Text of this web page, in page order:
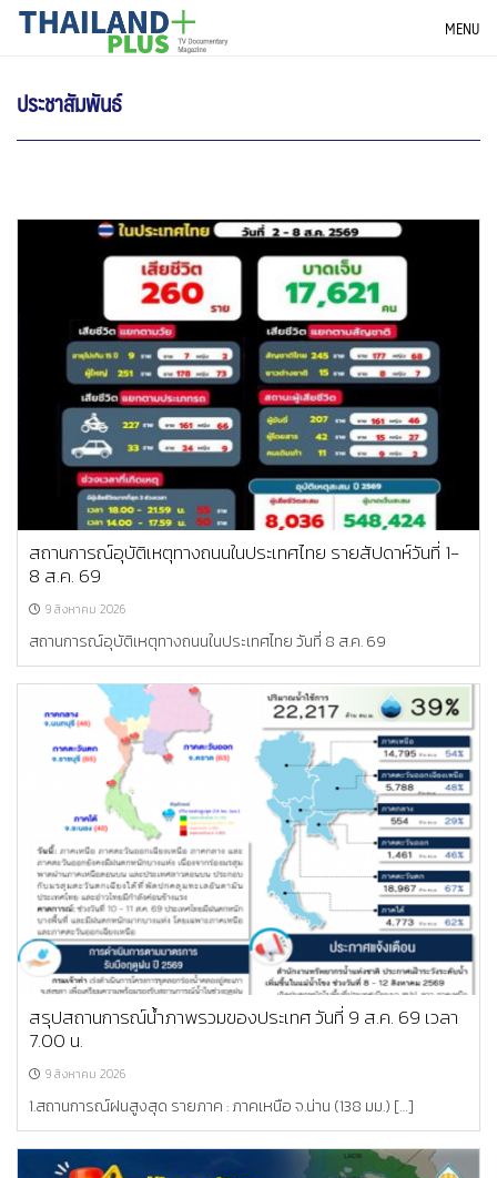
SkipTHAILANDPLUS NEWS MENU
ประชาสัมพันธ์
สถานการณ์อุบัติเหตุทางถนนในประเทศไทย รายสัปดาห์วันที่ 1-
8 ส.ค. 69
9 สิงหาคม 2026
สถานการณ์อุบัติเหตุทางถนนในประเทศไทย วันที่ 8 ส.ค. 69
สรุปสถานการณ์น้ำภาพรวมของประเทศ วันที่ 9 ส.ค. 69 เวลา
7.00 น.
9 สิงหาคม 2026
1.สถานการณ์ฝนสูงสุด รายภาค : ภาคเหนือ จ.น่าน (138 มม.) […]